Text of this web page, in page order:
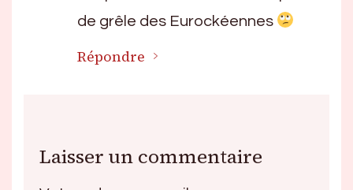
de grêle des Eurockéennes
Répondre
Laisser un commentaire